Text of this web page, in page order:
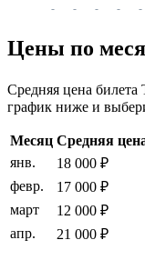
- - - - -
Цены по
Средняя цена
график ниже и
Месяц Средняя
янв.
18 000 ₽
февр.
17 000 ₽
март
12 000 ₽
апр.
21 000 ₽